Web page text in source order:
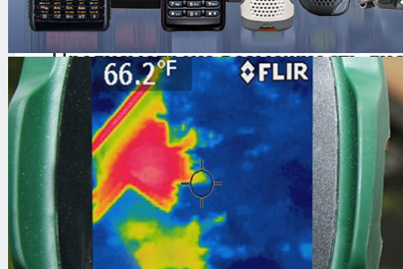
Основные особенности
Предусмотрена возможность
управления режимами
Минимальный уровень
в помещении
Технические характеристики
Диапазон частот помехи